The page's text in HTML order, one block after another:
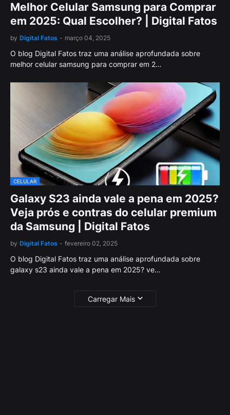
Melhor Celular Samsung para Comprar
em 2025: Qual Escolher? | Digital Fatos
by Digital Fatos - março 04, 2025
O blog Digital Fatos traz uma análise aprofundada sobre
melhor celular samsung para comprar em 2…
CELULAR
Galaxy S23 ainda vale a pena em 2025?
Veja prós e contras do celular premium
da Samsung | Digital Fatos
by Digital Fatos - fevereiro 02, 2025
O blog Digital Fatos traz uma análise aprofundada sobre
galaxy s23 ainda vale a pena em 2025? ve…
Carregar Mais